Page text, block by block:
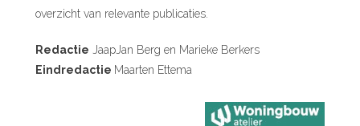
overzicht van relevante publicaties.
Redactie JaapJan Berg en Marieke Berkers
Eindredactie Maarten Ettema